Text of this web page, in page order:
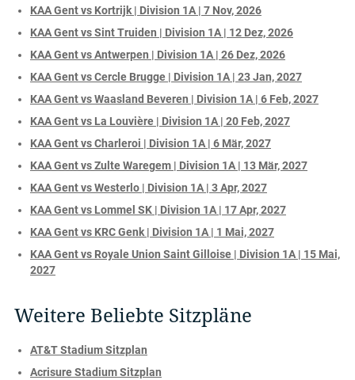
KAA Gent vs Kortrijk | Division 1A | 7 Nov, 2026
KAA Gent vs Sint Truiden | Division 1A | 12 Dez, 2026
KAA Gent vs Antwerpen | Division 1A | 26 Dez, 2026
KAA Gent vs Cercle Brugge | Division 1A | 23 Jan, 2027
KAA Gent vs Waasland Beveren | Division 1A | 6 Feb, 2027
KAA Gent vs La Louvière | Division 1A | 20 Feb, 2027
KAA Gent vs Charleroi | Division 1A | 6 Mär, 2027
KAA Gent vs Zulte Waregem | Division 1A | 13 Mär, 2027
KAA Gent vs Westerlo | Division 1A | 3 Apr, 2027
KAA Gent vs Lommel SK | Division 1A | 17 Apr, 2027
KAA Gent vs KRC Genk | Division 1A | 1 Mai, 2027
KAA Gent vs Royale Union Saint Gilloise | Division 1A | 15 Mai,
2027
Weitere Beliebte Sitzpläne
AT&T Stadium Sitzplan
Acrisure Stadium Sitzplan